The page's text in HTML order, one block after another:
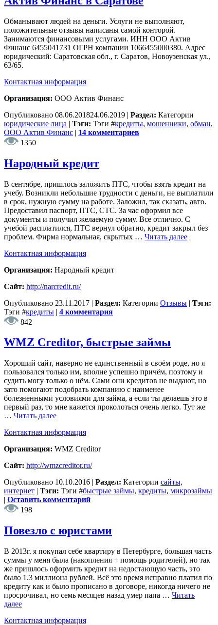
Обманывают людей на деньги. Услуги не выполняют,
положительные отзывы написаны самой конторой.
Занимаются финансовыми услугами. ИНН ООО Актив
Финанс 6455041731 ОГРН компании 1066455000380. Адрес
юридический: Саратовская обл., г. Саратов, Новоузенская ул.,
63/65.
Контактная информация
Организация: ООО Актив Финанс
Опубликовано 08.06.201824.06.2019 | Раздел: Категории
юридические лица | Тэги: Тэги #кредиты, мошенники, обман,
ООО Актив Финанс | 14 комментариев
1350
Народный кредит
В сентябре, пришлось заложить ПТС, чтобы взять кредит на
учебу. Возникли небольшие трудности с деньги, не выплатили
в срок, нужную сумму на работе. Заложил, так сказать, авто.
Предоставил паспорт, ПТС, СТС. За час оформил все
документы и получил желаемую сумму. Все отлично. С
учебой расплатился, ПТС вернул обратно, кредит закрыл без
проблем. Фирма нормальная, скрытых … Читать далее
Контактная информация
Организация: Народный кредит
Сайт: http://narcredit.ru/
Опубликовано 23.11.2017 | Раздел: Категории Отзывы | Тэги:
Тэги #кредиты | 4 комментария
842
WMZ Creditor, быстрые займы
Хороший сайт, наверно не единственный в своём роде, но я
пользовался только им, вполне успешно причём, поэтому и
судить могу только о нём. Сами они кредитов не выдают, но
зато помогают подобрать компанию с наименее
болезненными условиями для займа, а если ты делаешь это в
первый раз, то мне кажется проколоться очень легко. Тут же
… Читать далее
Контактная информация
Организация: WMZ Creditor
Сайт: http://wmzcreditor.ru/
Опубликовано 10.10.2016 | Раздел: Категории сайты,
интернет | Тэги: Тэги #быстрые займы, кредиты, микрозаймы
| Оставить комментарий
198
Повезло с юристами
В 2013г. я покупал себе квартиру в Петербурге, большая часть
суммы у меня была (накопления + помощь родителей), но так
же пришлось оформить кредит на недостающую часть, это
было 1.3 миллиона рублей. Всё это время исправно платил по
кредиту как и было прописано в договоре, никогда ничего не
просрочивал, но семь месяцев назад умер папа … Читать
далее
Контактная информация